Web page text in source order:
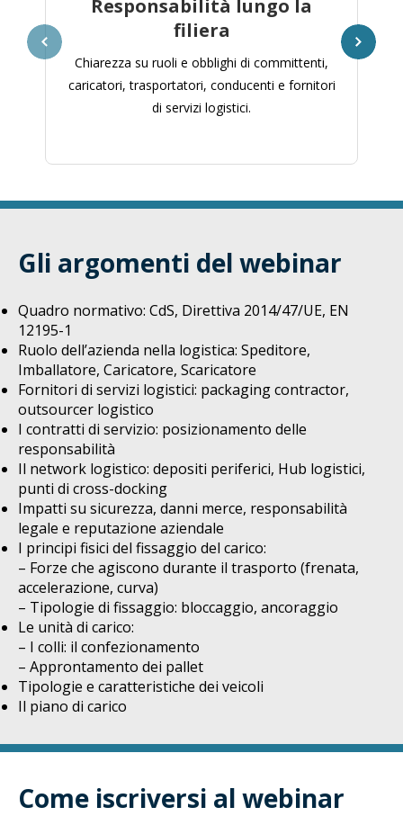
Responsabilità lungo la
filiera
Chiarezza su ruoli e obblighi di committenti,
caricatori, trasportatori, conducenti e fornitori
di servizi logistici.
Gli argomenti del webinar
Quadro normativo: CdS, Direttiva 2014/47/UE, EN
12195-1
Ruolo dell’azienda nella logistica: Speditore,
Imballatore, Caricatore, Scaricatore
Fornitori di servizi logistici: packaging contractor,
outsourcer logistico
I contratti di servizio: posizionamento delle
responsabilità
Il network logistico: depositi periferici, Hub logistici,
punti di cross-docking
Impatti su sicurezza, danni merce, responsabilità
legale e reputazione aziendale
I principi fisici del fissaggio del carico:
– Forze che agiscono durante il trasporto (frenata,
accelerazione, curva)
– Tipologie di fissaggio: bloccaggio, ancoraggio
Le unità di carico:
– I colli: il confezionamento
– Approntamento dei pallet
Tipologie e caratteristiche dei veicoli
Il piano di carico
Come iscriversi al webinar